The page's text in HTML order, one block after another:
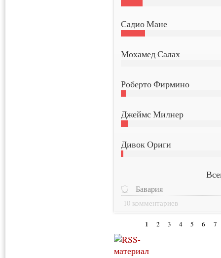
Садио Мане
Мохамед Салах
Роберто Фирмино
Джеймс Милнер
Дивок Ориги
Бавария
10 комментариев
1 2 3 4 5 6 7